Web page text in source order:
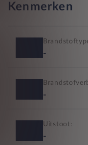
Kenmerken
-
-
Uitstoot:
-